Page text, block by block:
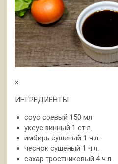
x
ИНГРЕДИЕНТЫ
соус соевый 150 мл
уксус винный 1 ст.л.
имбирь сушеный 1 ч.л.
чеснок сушеный 1 ч.л.
сахар тростниковый 4 ч.л.